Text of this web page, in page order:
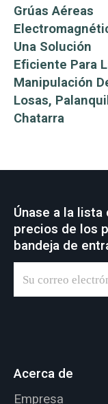
Grúas Aéreas
Una Solución
Eficiente Para
Manipulación
Losas,
Chatarra
Únase a la
precios de los
bandeja de
Acerca de
Empresa